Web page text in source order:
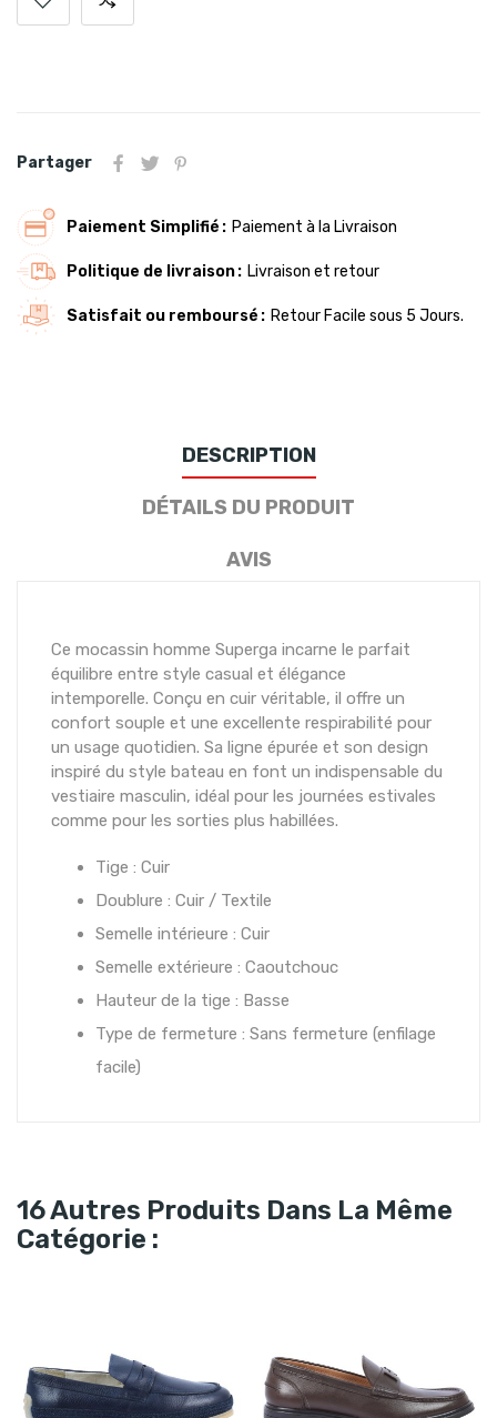
Partager
Paiement Simplifié Paiement à la Livraison
Politique de livraison Livraison et retour
Satisfait ou remboursé Retour Facile sous 5 Jours.
DESCRIPTION
DÉTAILS DU PRODUIT
AVIS
Ce mocassin homme Superga incarne le parfait
équilibre entre style casual et élégance
intemporelle. Conçu en cuir véritable, il offre un
confort souple et une excellente respirabilité pour
un usage quotidien. Sa ligne épurée et son design
inspiré du style bateau en font un indispensable du
vestiaire masculin, idéal pour les journées estivales
comme pour les sorties plus habillées.
Tige : Cuir
Doublure : Cuir / Textile
Semelle intérieure : Cuir
Semelle extérieure : Caoutchouc
Hauteur de la tige : Basse
Type de fermeture : Sans fermeture (enfilage
facile)
16 Autres Produits Dans La Même
Catégorie :